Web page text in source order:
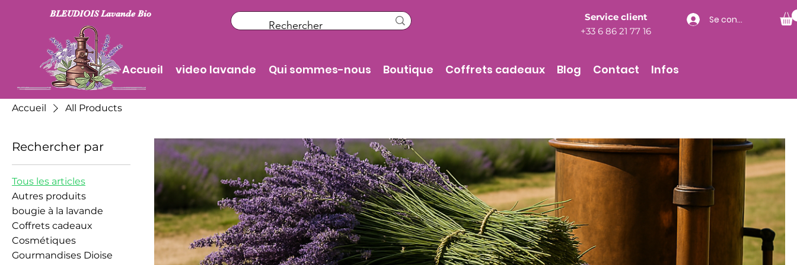
BLEUDIOIS Lavande Bio
Service client
+33 6 86 21 77 16
Se connecter
Accueil video lavande Qui sommes-nous Boutique Coffrets cadeaux Blog Contact Infos
Accueil All Products
Rechercher par
Tous les articles
Autres produits
bougie à la lavande
Coffrets cadeaux
Cosmétiques
Gourmandises Dioise